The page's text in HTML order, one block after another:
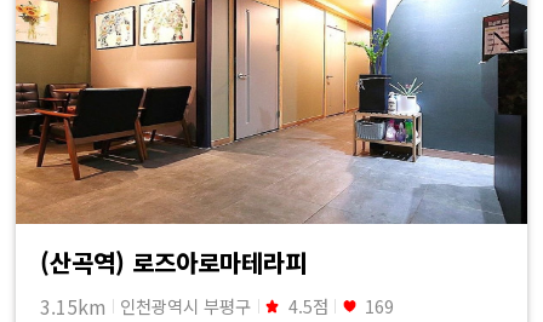
(산곡역) 로즈아로마테라피
3.15km 인천광역시 부평구 4.5점 169